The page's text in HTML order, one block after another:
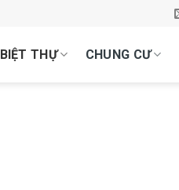
BIỆT THỰ CHUNG CƯ